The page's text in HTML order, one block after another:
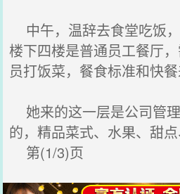
中午，温辞去食堂吃饭，
楼下四楼是普通员工餐厅
员打饭菜，餐食标准和快餐
她来的这一层是公司管
的，精品菜式、水果、甜点
第(1/3)页